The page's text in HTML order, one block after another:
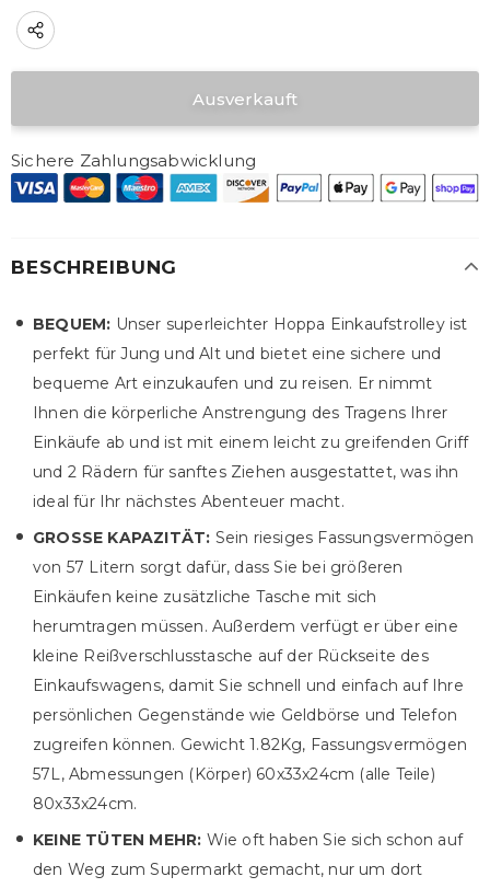
Sichere Zahlungsabwicklung
BESCHREIBUNG
BEQUEM: Unser superleichter Hoppa Einkaufstrolley ist
perfekt für Jung und Alt und bietet eine sichere und
bequeme Art einzukaufen und zu reisen. Er nimmt
Ihnen die körperliche Anstrengung des Tragens Ihrer
Einkäufe ab und ist mit einem leicht zu greifenden Griff
und 2 Rädern für sanftes Ziehen ausgestattet, was ihn
ideal für Ihr nächstes Abenteuer macht.
GROSSE KAPAZITÄT: Sein riesiges Fassungsvermögen
von 57 Litern sorgt dafür, dass Sie bei größeren
Einkäufen keine zusätzliche Tasche mit sich
herumtragen müssen. Außerdem verfügt er über eine
kleine Reißverschlusstasche auf der Rückseite des
Einkaufswagens, damit Sie schnell und einfach auf Ihre
persönlichen Gegenstände wie Geldbörse und Telefon
zugreifen können. Gewicht 1.82Kg, Fassungsvermögen
57L, Abmessungen (Körper) 60x33x24cm (alle Teile)
80x33x24cm.
KEINE TÜTEN MEHR: Wie oft haben Sie sich schon auf
den Weg zum Supermarkt gemacht, nur um dort